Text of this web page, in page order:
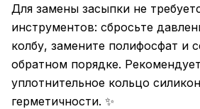
Для замены засыпки не
инструментов: сбросьте
колбу, замените полифосфат и
обратном порядке.
уплотнительное кольцо
герметичности. ✨